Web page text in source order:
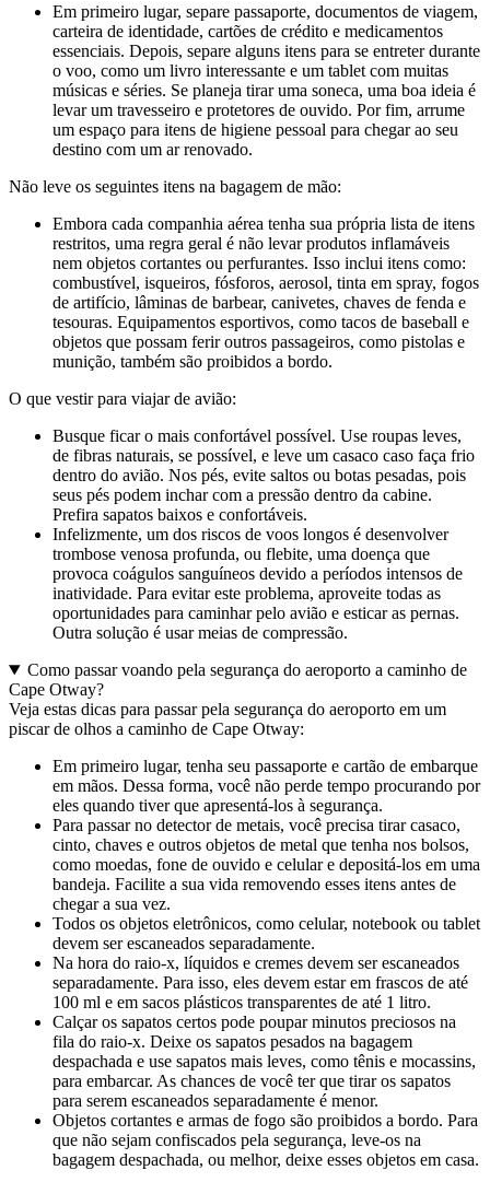
Em primeiro lugar, separe passaporte, documentos de viagem,
carteira de identidade, cartões de crédito e medicamentos
essenciais. Depois, separe alguns itens para se entreter durante
o voo, como um livro interessante e um tablet com muitas
músicas e séries. Se planeja tirar uma soneca, uma boa ideia é
levar um travesseiro e protetores de ouvido. Por fim, arrume
um espaço para itens de higiene pessoal para chegar ao seu
destino com um ar renovado.
Não leve os seguintes itens na bagagem de mão:
Embora cada companhia aérea tenha sua própria lista de itens
restritos, uma regra geral é não levar produtos inflamáveis
nem objetos cortantes ou perfurantes. Isso inclui itens como:
combustível, isqueiros, fósforos, aerosol, tinta em spray, fogos
de artifício, lâminas de barbear, canivetes, chaves de fenda e
tesouras. Equipamentos esportivos, como tacos de baseball e
objetos que possam ferir outros passageiros, como pistolas e
munição, também são proibidos a bordo.
O que vestir para viajar de avião:
Busque ficar o mais confortável possível. Use roupas leves,
de fibras naturais, se possível, e leve um casaco caso faça frio
dentro do avião. Nos pés, evite saltos ou botas pesadas, pois
seus pés podem inchar com a pressão dentro da cabine.
Prefira sapatos baixos e confortáveis.
Infelizmente, um dos riscos de voos longos é desenvolver
trombose venosa profunda, ou flebite, uma doença que
provoca coágulos sanguíneos devido a períodos intensos de
inatividade. Para evitar este problema, aproveite todas as
oportunidades para caminhar pelo avião e esticar as pernas.
Outra solução é usar meias de compressão.
Como passar voando pela segurança do aeroporto a caminho de
Cape Otway?
Veja estas dicas para passar pela segurança do aeroporto em um
piscar de olhos a caminho de Cape Otway:
Em primeiro lugar, tenha seu passaporte e cartão de embarque
em mãos. Dessa forma, você não perde tempo procurando por
eles quando tiver que apresentá-los à segurança.
Para passar no detector de metais, você precisa tirar casaco,
cinto, chaves e outros objetos de metal que tenha nos bolsos,
como moedas, fone de ouvido e celular e depositá-los em uma
bandeja. Facilite a sua vida removendo esses itens antes de
chegar a sua vez.
Todos os objetos eletrônicos, como celular, notebook ou tablet
devem ser escaneados separadamente.
Na hora do raio-x, líquidos e cremes devem ser escaneados
separadamente. Para isso, eles devem estar em frascos de até
100 ml e em sacos plásticos transparentes de até 1 litro.
Calçar os sapatos certos pode poupar minutos preciosos na
fila do raio-x. Deixe os sapatos pesados na bagagem
despachada e use sapatos mais leves, como tênis e mocassins,
para embarcar. As chances de você ter que tirar os sapatos
para serem escaneados separadamente é menor.
Objetos cortantes e armas de fogo são proibidos a bordo. Para
que não sejam confiscados pela segurança, leve-os na
bagagem despachada, ou melhor, deixe esses objetos em casa.